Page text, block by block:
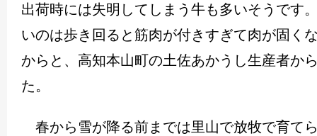
出荷時には失明してしまう牛も多いそうです
いのは歩き回ると筋肉が付きすぎて肉が固く
からと、高知本山町の土佐あかうし生産者か
た。
春から雪が降る前までは里山で放牧で育て